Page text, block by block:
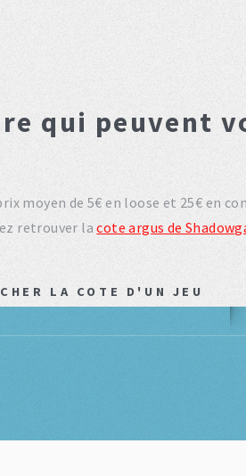
qui peuvent
moyen de 5€ en loose et 25€ en
retrouver lacote argus de
LA COTE D'UN JEU